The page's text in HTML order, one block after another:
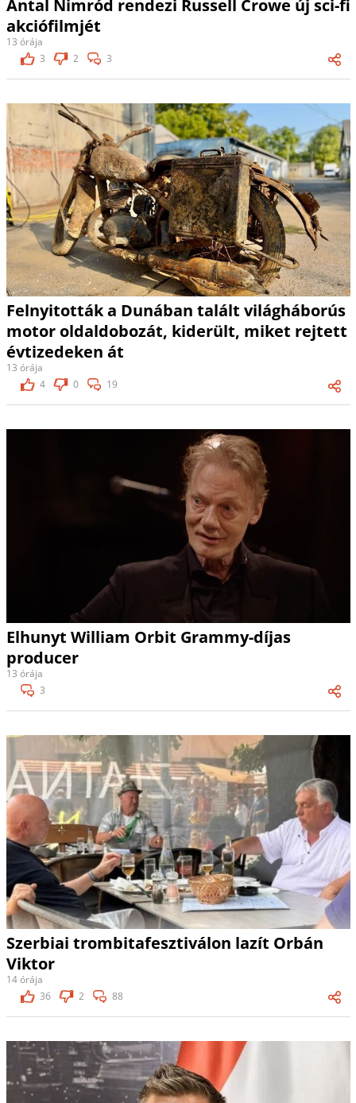
Antal Nimród rendezi Russell Crowe új sci-fi
akciófilmjét
13 órája
3
2 3
Felnyitották a Dunában talált világháborús
motor oldaldobozát, kiderült, miket rejtett
évtizedeken át
13 órája
4
0 19
Elhunyt William Orbit Grammy-díjas
producer
13 órája
3
Szerbiai trombitafesztiválon lazít Orbán
Viktor
14 órája
36
2 88